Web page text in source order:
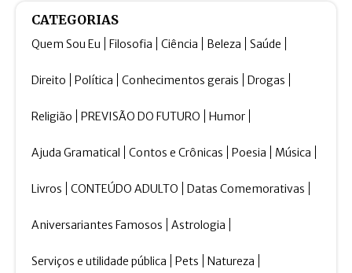
CATEGORIAS
Quem Sou Eu Filosofia Ciência Beleza Saúde
Direito Política Conhecimentos gerais Drogas
Religião PREVISÃO DO FUTURO Humor
Ajuda Gramatical Contos e Crônicas Poesia Música
Livros CONTEÚDO ADULTO Datas Comemorativas
Aniversariantes Famosos Astrologia
Serviços e utilidade pública Pets Natureza